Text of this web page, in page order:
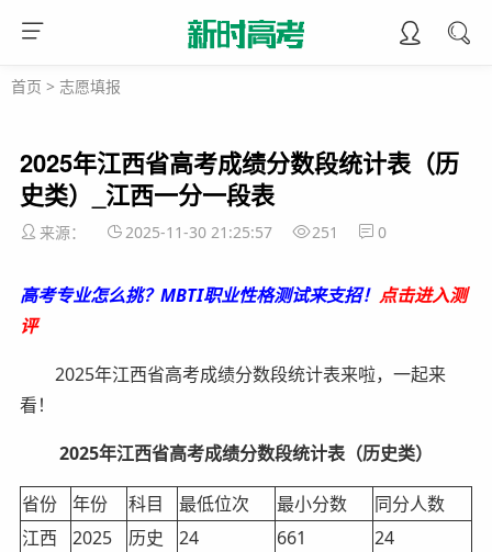
首页 > 志愿填报
2025年江西省高考成绩分数段统计表（历
史类）_江西一分一段表
来源： 2025-11-30 21:25:57 251 0
高考专业怎么挑？MBTI职业性格测试来支招！ 点击进入测
评
2025年江西省高考成绩分数段统计表来啦，一起来
看！
2025年江西省高考成绩分数段统计表（历史类）
省份 年份 科目 最低位次 最小分数
同分人数
江西
2025 历史 24 661
24